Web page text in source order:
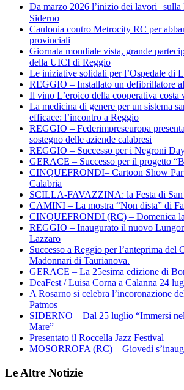
Da marzo 2026 l’inizio dei lavori
Siderno
Caulonia contro Metrocity RC per
provinciali
Giornata mondiale vista, grande
della UICI di Reggio
Le iniziative solidali per l’Ospedale di
REGGIO – Installato un defibrillatore
Il vino L’eroico della cooperativa costa
La medicina di genere per un sistema
efficace: l’incontro a Reggio
REGGIO – Federimpreseuropa
sostegno delle aziende calabresi
REGGIO – Successo per i Negroni
GERACE – Successo per il progetto
CINQUEFRONDI– Cartoon Show
Calabria
SCILLA-FAVAZZINA: la Festa di San
CAMINI – La mostra “Non dista” di
CINQUEFRONDI (RC) – Domenica la
REGGIO – Inaugurato il nuovo
Lazzaro
Successo a Reggio per l’anteprima del
Madonnari di Taurianova.
GERACE – La 25esima edizione di
DeaFest / Luisa Corna a Calanna 24
A Rosarno si celebra l’incoronazione
Patmos
SIDERNO – Dal 25 luglio “Immersi
Mare”
Presentato il Roccella Jazz Festival
MOSORROFA (RC) – Giovedì
Le Altre Notizie